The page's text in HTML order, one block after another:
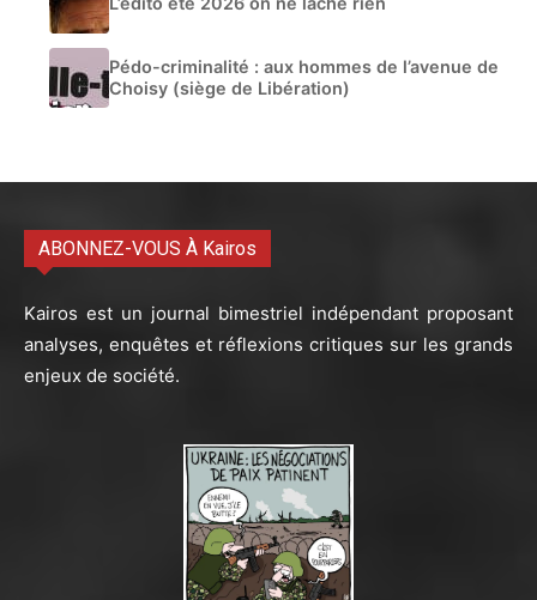
Pédo-criminalité : aux hommes de l’avenue de
Choisy (siège de Libération)
ABONNEZ-VOUS À Kairos
Kairos est un journal bimestriel indépendant proposant
analyses, enquêtes et réflexions critiques sur les grands
enjeux de société.